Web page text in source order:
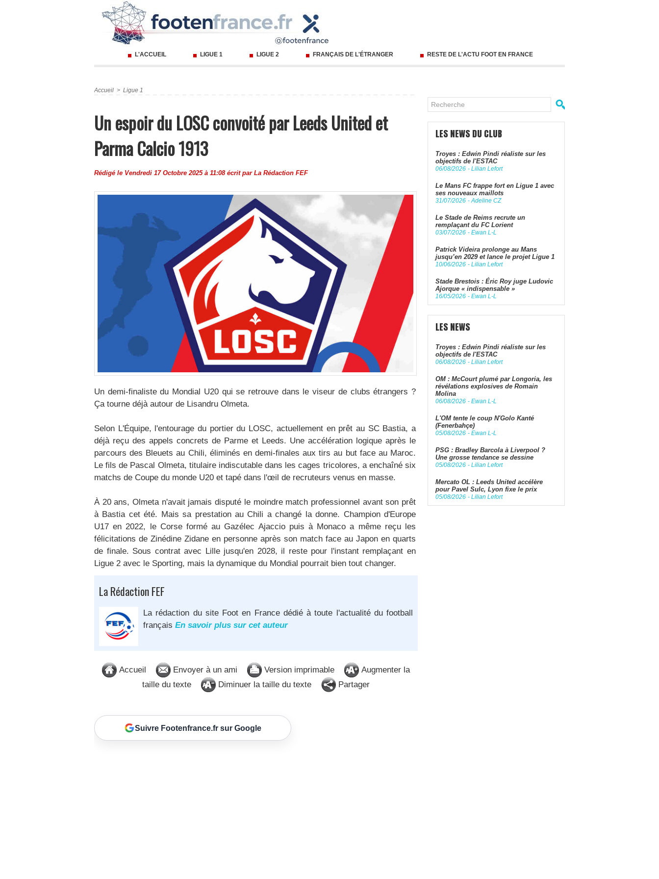
L'ACCUEIL LIGUE 1 LIGUE 2 FRANÇAIS DE L'ÉTRANGER RESTE DE L'ACTU FOOT EN FRANCE
Accueil > Ligue 1
Un espoir du LOSC convoité par Leeds United et
Parma Calcio 1913
Rédigé le Vendredi 17 Octobre 2025 à 11:08 écrit par La Rédaction FEF
Un demi-finaliste du Mondial U20 qui se retrouve dans le viseur de clubs étrangers ?
Ça tourne déjà autour de Lisandru Olmeta.
Selon L'Équipe, l'entourage du portier du LOSC, actuellement en prêt au SC Bastia, a
déjà reçu des appels concrets de Parme et Leeds. Une accélération logique après le
parcours des Bleuets au Chili, éliminés en demi-finales aux tirs au but face au Maroc.
Le fils de Pascal Olmeta, titulaire indiscutable dans les cages tricolores, a enchaîné six
matchs de Coupe du monde U20 et tapé dans l'œil de recruteurs venus en masse.
À 20 ans, Olmeta n'avait jamais disputé le moindre match professionnel avant son prêt
à Bastia cet été. Mais sa prestation au Chili a changé la donne. Champion d'Europe
U17 en 2022, le Corse formé au Gazélec Ajaccio puis à Monaco a même reçu les
félicitations de Zinédine Zidane en personne après son match face au Japon en quarts
de finale. Sous contrat avec Lille jusqu'en 2028, il reste pour l'instant remplaçant en
Ligue 2 avec le Sporting, mais la dynamique du Mondial pourrait bien tout changer.​
La Rédaction FEF
La rédaction du site Foot en France dédié à toute l'actualité du football
français En savoir plus sur cet auteur
Accueil Envoyer à un ami Version imprimable
Augmenter la
taille du texte
Diminuer la taille du texte Partager
Suivre Footenfrance.fr sur Google
LES NEWS DU CLUB
Troyes : Edwin Pindi réaliste sur les
objectifs de l'ESTAC
06/08/2026 - Lilian Lefort
Le Mans FC frappe fort en Ligue 1 avec
ses nouveaux maillots
31/07/2026 -Adeline CZ
Le Stade de Reims recrute un
remplaçant du FC Lorient
03/07/2026 - Ewan L-L
Patrick Videira prolonge au Mans
jusqu’en 2029 et lance le projet Ligue 1
10/06/2026 - Lilian Lefort
Stade Brestois : Éric Roy juge Ludovic
Ajorque « indispensable »
16/05/2026 - Ewan L-L
LES NEWS
Troyes : Edwin Pindi réaliste sur les
objectifs de l'ESTAC
06/08/2026 - Lilian Lefort
OM : McCourt plumé par Longoria, les
révélations explosives de Romain
Molina
06/08/2026 - Ewan L-L
L'OM tente le coup N'Golo Kanté
(Fenerbahçe)
05/08/2026 - Ewan L-L
PSG : Bradley Barcola à Liverpool ?
Une grosse tendance se dessine
05/08/2026 - Lilian Lefort
Mercato OL : Leeds United accélère
pour Pavel Sulc, Lyon fixe le prix
05/08/2026 - Lilian Lefort